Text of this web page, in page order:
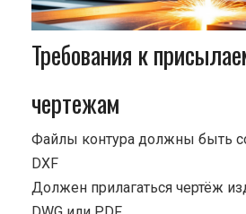
Требования к
чертежам
Файлы контура должны быть
DXF
Должен прилагаться чертёж